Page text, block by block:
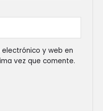
y web en
vez que comente.